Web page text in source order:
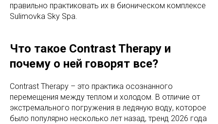
правильно практиковать их в бионическом комплексе
Sulimovka Sky Spa.
Что такое Contrast Therapy и
почему о ней говорят все?
Contrast Therapy – это практика осознанного
перемещения между теплом и холодом. В отличие от
экстремального погружения в ледяную воду, которое
было популярно несколько лет назад, тренд 2026 года